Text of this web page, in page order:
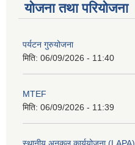
योजना तथा परियोजना
पर्यटन गुरुयोजना
मिति: 06/09/2026 - 11:40
MTEF
मिति: 06/09/2026 - 11:39